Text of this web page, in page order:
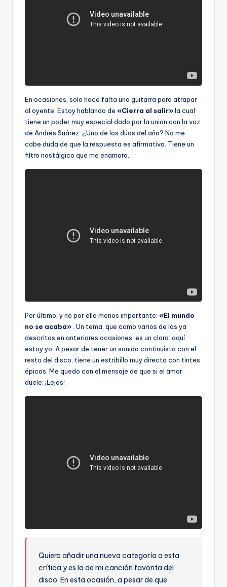
En ocasiones, solo hace falta una guitarra para atrapar
al oyente. Estoy hablando de «Cierra al salir»la cual
tiene un poder muy especial dado por la unión con la voz
de Andrés Suárez. ¿Uno de los dúos del año? No me
cabe duda de que la respuesta es afirmativa. Tiene un
filtro nostálgico que me enamora.
Por último, y no por ello menos importante: «El mundo
no se acaba» . Un tema, que como varios de los ya
descritos en anteriores ocasiones, es un claro: aquí
estoy yo. A pesar de tener un sonido continuista con el
resto del disco, tiene un estribillo muy directo con tintes
épicos. Me quedo con el mensaje de que si el amor
duele: ¡Lejos!
Quiero añadir una nueva categoría a esta
crítica y es la de mi canción favorita del
disco. En esta ocasión, a pesar de que